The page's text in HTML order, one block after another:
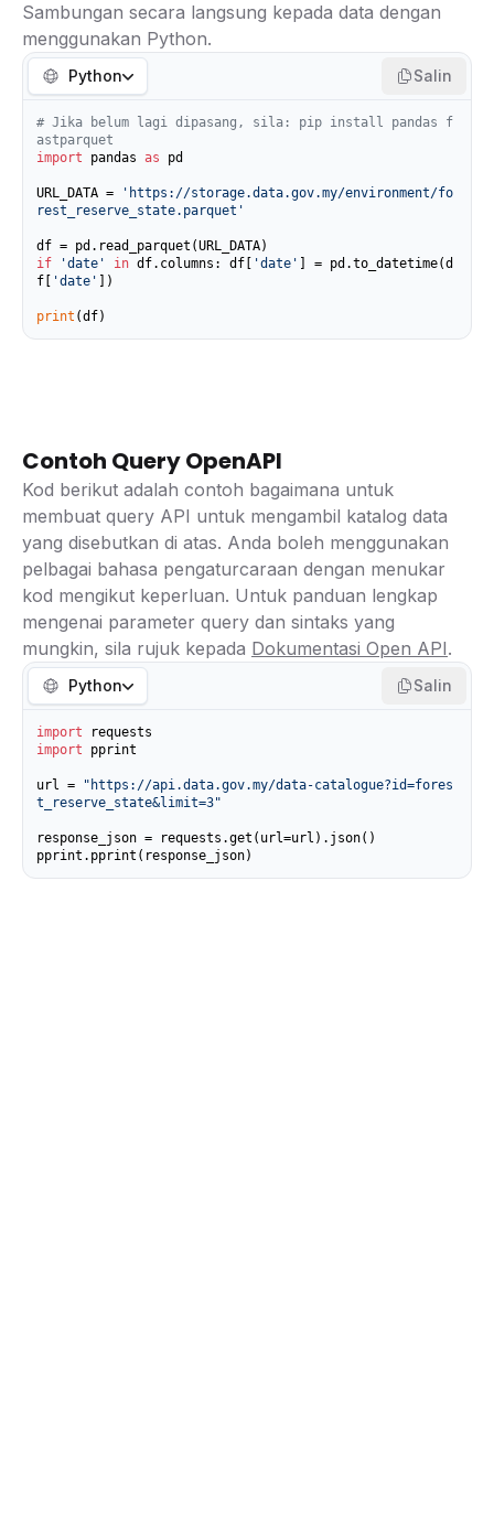
Sambungan secara langsung kepada data dengan
menggunakan Python.
Python Salin
# Jika belum lagi dipasang, sila: pip install pandas f
astparquet
import pandas as pd
URL_DATA =
'https://storage.data.gov.my/environment/fo
rest_reserve_state.parquet'
if
'date' in df.columns: df[ 'date'
] = pd.to_datetime(d
f[
'date' ])
print (df)
Contoh Query OpenAPI
Kod berikut adalah contoh bagaimana untuk
membuat query API untuk mengambil katalog data
yang disebutkan di atas. Anda boleh menggunakan
pelbagai bahasa pengaturcaraan dengan menukar
kod mengikut keperluan. Untuk panduan lengkap
mengenai parameter query dan sintaks yang
mungkin, sila rujuk kepada Dokumentasi Open API.
Python Salin
import
import pprint
url =
"https://api.data.gov.my/data-catalogue?id=fores
t_reserve_state&limit=3"
response_json = requests.get(url=url).json()
pprint.pprint(response_json)